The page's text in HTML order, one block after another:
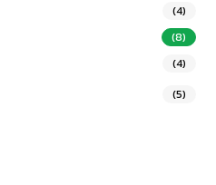
(4)
(8)
(4)
(5)